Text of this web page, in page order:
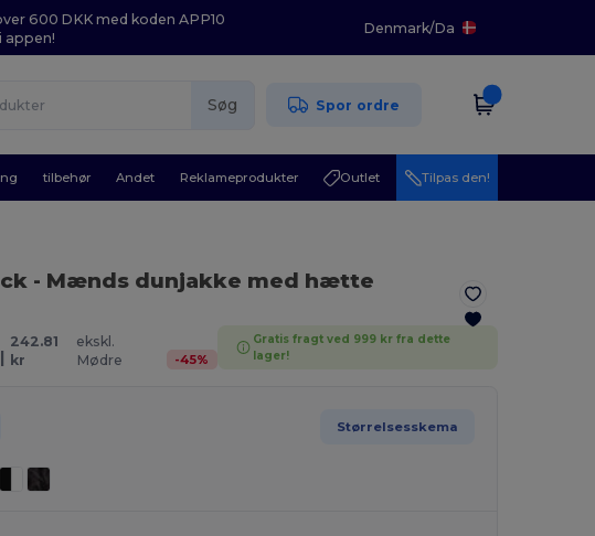
600 DKK med koden APP10
appen!
Denmark/Da
Søg Spor ordre
tilbehør Andet Reklameprodukter Outlet Tilpas den!
- Mænds dunjakke med hætte
|
242.81
kr
ekskl.
Mødre
-45%
Gratis fragt ved 999 kr fra dette
lager!
Størrelsesskema